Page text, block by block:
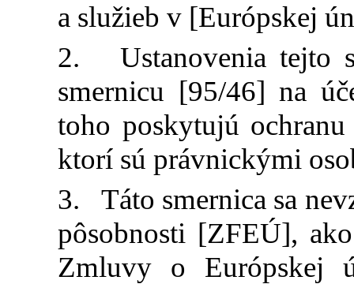
a služieb v [Európskej
2. Ustanovenia tejto
smernicu [95/46] na
toho poskytujú
ktorí sú právnickými
3. Táto smernica sa
pôsobnosti [ZFEÚ],
Zmluvy o Európskej